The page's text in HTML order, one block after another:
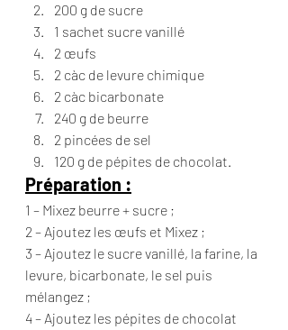
200 g de sucre
1 sachet sucre vanillé
2 œufs
2 càc de levure chimique
2 càc bicarbonate
240 g de beurre
2 pincées de sel
120 g de pépites de chocolat.
Préparation :
1 – Mixez beurre + sucre ;
2 – Ajoutez les œufs et Mixez ;
3 – Ajoutez le sucre vanillé, la farine, la
levure, bicarbonate, le sel puis
mélangez ;
4 – Ajoutez les pépites de chocolat